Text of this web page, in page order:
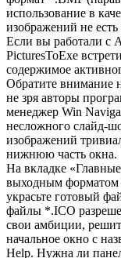
использование в
изображений не
Если вы работали с
PicturesToExe
содержимое
Обратите внимание
не зря авторы
менеджер Win
несложного слайд-
изображений
нижнюю часть окна.
На вкладке
выходным форматом
украсьте готовый
файлы *.ICO
свои амбиции,
начальное окно с
Help. Нужна ли